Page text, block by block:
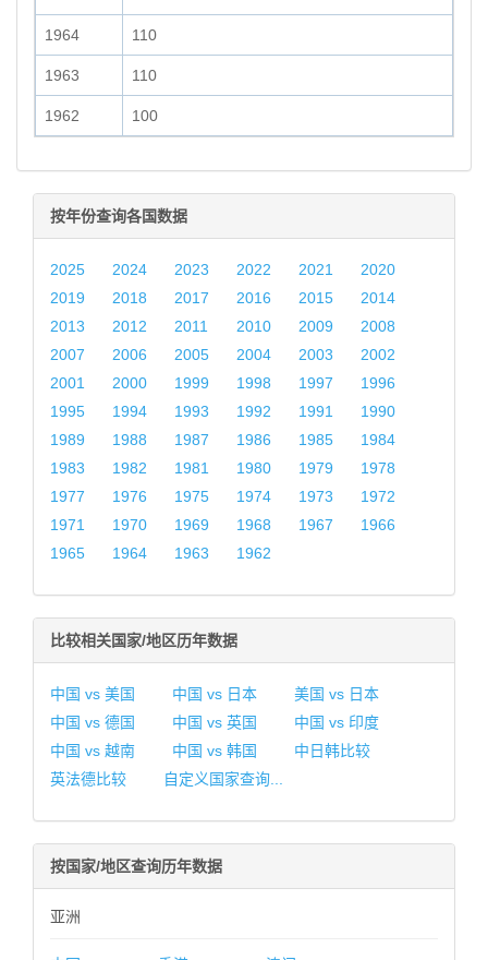
1964 110
1963 110
1962 100
按年份查询各国数据
2025 2024 2023 2022 2021
2020
2019
2018 2017 2016 2015
2014
2013
2012 2011 2010 2009
2008
2007
2006 2005 2004 2003
2002
2001
2000 1999 1998 1997
1996
1995
1994 1993 1992 1991
1990
1989
1988 1987 1986 1985
1984
1983
1982 1981 1980 1979
1978
1977
1976 1975 1974 1973
1972
1971
1970 1969 1968 1967
1966
1965
1964 1963 1962
比较相关国家/地区历年数据
中国 vs 美国 中国 vs 日本
美国 vs 日本
中国 vs 德国
中国 vs 英国
中国 vs 印度
中国 vs 越南
中国 vs 韩国
中日韩比较
英法德比较
自定义国家查询...
按国家/地区查询历年数据
亚洲